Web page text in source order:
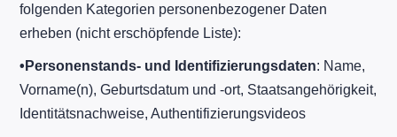
folgenden Kategorien personenbezogener Daten
erheben (nicht erschöpfende Liste):
• Personenstands- und Identifizierungsdaten: Name,
Vorname(n), Geburtsdatum und -ort, Staatsangehörigkeit,
Identitätsnachweise, Authentifizierungsvideos